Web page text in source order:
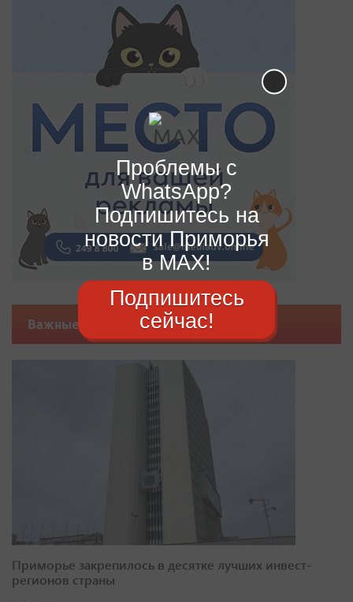
Важные новости
Приморье закрепилось в десятке лучших инвест-
регионов страны
Проблемы с
WhatsApp?
Подпишитесь на
новости Приморья
в MAX!
Подпишитесь
сейчас!